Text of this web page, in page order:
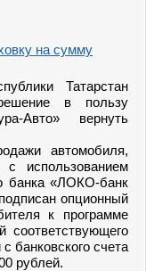
на сумму
Татарстан
в пользу
Авто» вернуть
автомобиля,
использованием
банка «ЛОКО-банк
опционный
к программе
банковского счета
рублей.